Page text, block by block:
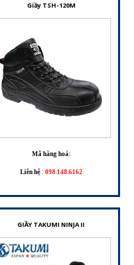
Giầy TSH-120M
Mã hàng hoá:
Liên hệ : 098.148.6162
GIẦY TAKUMI NINJA II